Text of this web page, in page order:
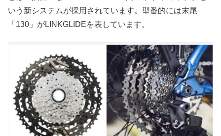
いう新システムが採用されています。型番的には末尾
「130」がLINKGLIDEを表しています。